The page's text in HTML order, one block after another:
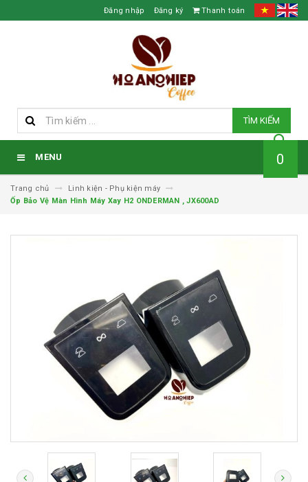
Đăng nhập Đăng ký Thanh toán
TÌM KIẾM
MENU 0
Trang chủ
Linh kiện - Phụ kiện máy
Ốp Bảo Vệ Màn Hình Máy Xay H2 ONDERMAN , JX600AD